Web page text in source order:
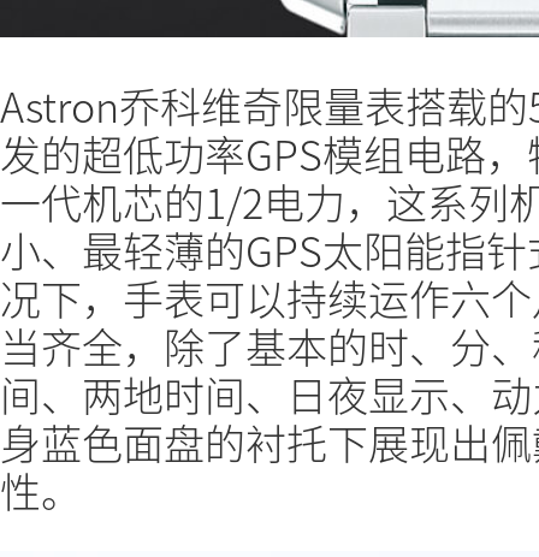
Astron乔科维奇限量表搭载
发的超低功率GPS模组电路
一代机芯的1/2电力，这系列
小、最轻薄的GPS太阳能指
况下，手表可以持续运作六
当齐全，除了基本的时、分
间、两地时间、日夜显示、
身蓝色面盘的衬托下展现出
性。